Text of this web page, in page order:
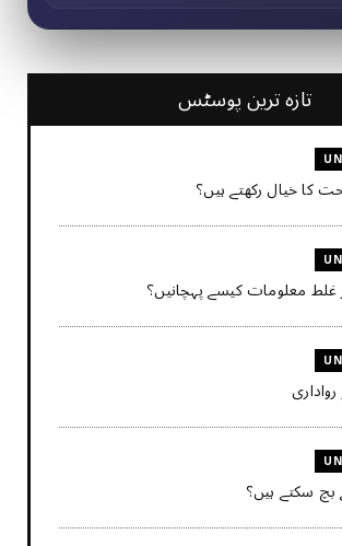
تازہ ترین پوسٹس
کا خیال رکھتے ہیں؟
معلومات کیسے پہچانیں؟
بچ سکتے ہیں؟